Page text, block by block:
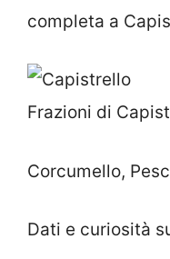
completa a
Frazioni di
Corcumello,
Dati e curiosità